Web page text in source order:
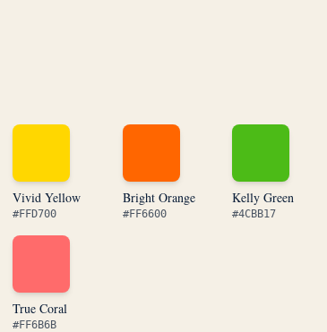
Vivid Yellow
#FFD700
Bright Orange
#FF6600
Kelly Green
#4CBB17
True Coral
#FF6B6B